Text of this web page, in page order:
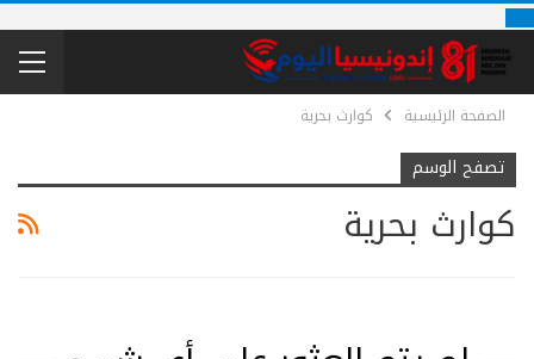
الصفحة الرئيسية كوارث بحرية
تصفح الوسم
كوارث بحرية